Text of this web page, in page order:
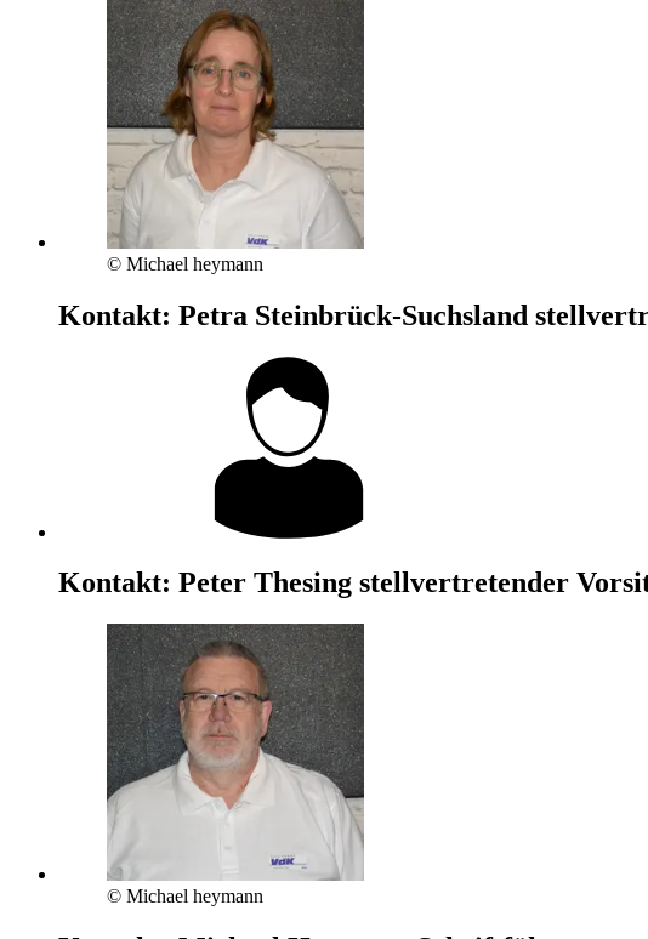
© Michael heymann
Kontakt: Petra Steinbrück-Suchsland
Kontakt: Peter Thesing stellvertretender
© Michael heymann